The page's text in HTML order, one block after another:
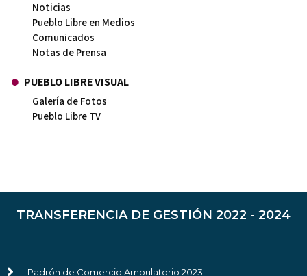
Noticias
Pueblo Libre en Medios
Comunicados
Notas de Prensa
PUEBLO LIBRE VISUAL
Galería de Fotos
Pueblo Libre TV
TRANSFERENCIA DE GESTIÓN 2022 - 2024
Padrón de Comercio Ambulatorio 2023